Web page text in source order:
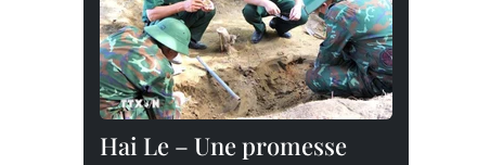
Hai Le – Une promesse